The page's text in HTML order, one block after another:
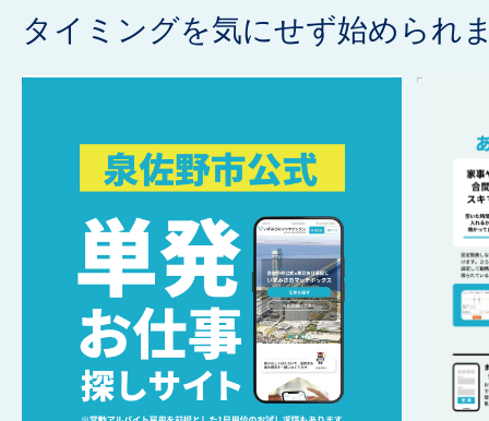
タイミングを気にせず始められ